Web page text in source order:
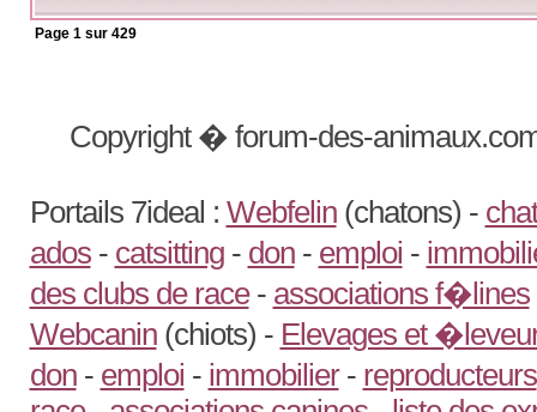
Page 1sur 429
Copyright � forum-des-
Portails 7ideal : Webfelin(chatons) -
ados- catsitting- don- emploi -
des clubs de race- associations f�lines
Webcanin(chiots) - Elevages et
don- emploi - immobilier- reproducteurs